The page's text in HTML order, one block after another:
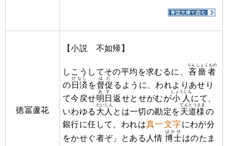
徳冨蘆花
【小説 不如帰】
しこうしてその平均を求むるに、 吝嗇者
りんしょくもの
の 日済
ひなし
を督促
はた
るように、われよりあせり
て今戻せ明日
あす
返せとせがむが小人
しょうじん
にて、
いわゆる 大人
たいじん
とは一切の勘定を天道様
てんとうさま
の
銀行に任して、われは真一文字にわが分
をかせぐ者ぞ」とある人情博士
はかせ
はのたま